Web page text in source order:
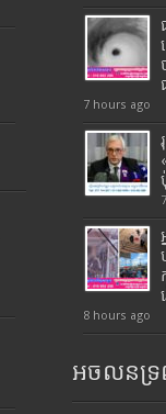
7 hours ago
8 hours ago
អចលនទ្រ